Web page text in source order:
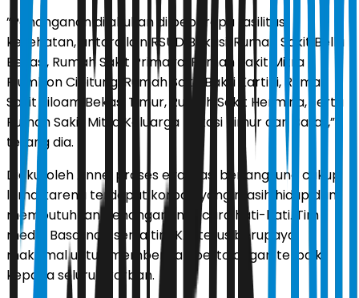
”Penanganan dilakukan di beberapa fasilitas
kesehatan, antara lain RSUD Bekasi, Rumah Sakit Bella
Bekasi, Rumah Sakit Primaya, Rumah Sakit Mitra
Plumbon Cibitung, Rumah Sakit Bakti Kartini, Rumah
Sakit Siloam Bekasi Timur, Rumah Sakit Hermina, serta
Rumah Sakit Mitra Keluarga Bekasi Timur dan Barat,”
terang dia.
Diakui oleh Anne, proses evakuasi berlangsung cukup
lama karena terdapat korban yang masih hidup dan
membutuhkan penanganan secara hati-hati. Tim
medis, Basarnas, serta tim KAI terus berupaya
maksimal untuk memberikan pertolongan terbaik
kepada seluruh korban.